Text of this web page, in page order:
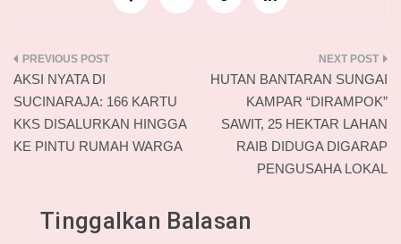
Navigasi
pos
AKSI NYATA DI
SUCINARAJA: 166 KARTU
KKS DISALURKAN HINGGA
KE PINTU RUMAH WARGA
HUTAN BANTARAN SUNGAI
KAMPAR “DIRAMPOK”
SAWIT, 25 HEKTAR LAHAN
RAIB DIDUGA DIGARAP
PENGUSAHA LOKAL
Tinggalkan Balasan